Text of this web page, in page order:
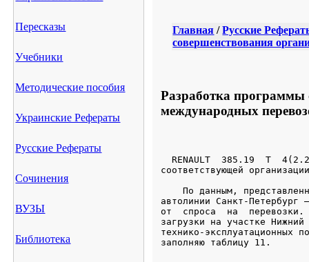
Пересказы
Учебники
Методические пособия
Украинские Рефераты
Русские Рефераты
Сочинения
ВУЗЫ
Библиотека
Главная /Русские
совершенствования
Разработка программы
международных
RENAULT  385.19  Т  4(2.2  с  полуприцепом  SCHMITZ  SCD20ВО   при
соответствующей организации движения.

    По данным, представленным в  п.п.  2.1.,  можно  спроектировать  работу
автолинии Санкт-Петербург — Нижний Новгород — Казань — Ижевск в  зависимости
от  спроса  на  перевозки.  Кроме  того,  появляется  возможность   обратной
загрузки на участке Нижний Новгород — Санкт-Петербург.  По  данным  расчетов
технико-эксплуатационных показателей и производственной  программы  для  АТС
заполняю таблицу 11.
                                                                 Таблица 11.

                            Показатели работы АТС


|Показатели использования|Ед.|Обоз-|В    |В    |В    |В    |Итого за|
|и производительности АТС|изм|на-че|сред-|сред-|сред-|сред-|год     |
|                        |.  |ние  |нем  |нем  |нем  |нем  |        |
|                        |   |     |за I |за II|за   |за IV|        |
|                        |   |     |квар-|квар-|III  |квар-|        |
|                        |   |     |тал  |тал  |квар-|тал  |        |
|                        |   |     |     |     |тал  |     |        |
|1. |Объем перевозок     |ч  |Qмес |550  |500  |450  |500  |6000    |
|   |«туда» и («обратно»)|   |     |(400)|(400)|(400)|(400)|(4800)  |
|   |/ всего             |   |     |     |     |     |     |10800   |
|2. |Время в наряде      |ч  |Тн   |11.62                    |—       |
|3. |Длина плеча         |км |Lп   |206                      |206     |
|4. |Число участков      |   |nу   |4                        |4       |
|   |маршрута            |   |     |                         |        |
|5. |Число плечей,       |   |nп   |1                        |1       |
|   |обслуживаемых данным|   |     |                         |        |
|   |АТП                 |   |     |                         |        |
|6. |К-т использования   |   |kо   |0.73                     |0.73    |
|   |календарного времени|   |     |                         |        |
|7. |Среднесуточный      |км |lсс  |456                      |456     |
|   |пробег              |   |     |                         |        |
|8. |Срок доставки груза |ч  |tд   |54.8 (35.9)              |54.8    |
|   |«туда» и («обратно»)|   |     |                         |(35.9)  |
|9. |Число седельных     |   |АЭ1  |1.15 |1.04 |0.85 |1.04 |1       |
|   |тягачей для 1-го    |   |     |(пр. |(пр.1|(пр. |(пр. |        |
|   |плеча               |   |     |1)   |)    |1)   |1)   |        |
|10.|Коэффициент         |   |(рд  |0.85 |0.85 |0.85 |0.85 |0.85    |
|   |использования       |   |     |     |     |     |     |        |
|   |пробега на 1-м плече|   |     |     |     |     |     |        |


                                                     Продолжение таблицы 11.


|11.|Производительность  |т  |Uе   |21.8 |21.8 |21.8 |21.8 |—       |
|   |за ездку «туда» и   |   |     |(18.2|(18.2|(18.2|(18.2|        |
|   |«обратно»           |   |     |)    |)    |)    |)    |        |
|12.|Производительность  |ткм|Wе   |4496 |4496 |4496 |4496 |—       |
|   |за ездку            |   |     |(3754|(3754|(3754|(3754|        |
|   |                    |   |     |)    |)    |)    |)    |        |
|13.|Число оборотов для  |   |noпм |4.41 |4.41 |4.41 |4.41 |—       |
|   |полуприцепа в месяц |   |     |(пр. |(пр. |(пр. |(пр. |        |
|   |                    |   |     |4)   |4)   |4)   |4)   |        |
|13.|Число полуприцепов  |   |Ппм  |7.3  |7.1  |6.8  |7.1  |7       |
|   |на маршруте         |   |     |(пр.7|(пр.7|(пр.7|(пр.7|        |
|   |                    |   |     |)    |)    |)    |)    |        |
|14.|Списочное количество|   |Асп  |1.37 |1.26 |1.05 |1.26 |1       |
|   |тягачей             |   |     |(пр. |(пр. |(пр. |(пр. |        |
|   |                    |   |     |1)   |1)   |1)   |1)